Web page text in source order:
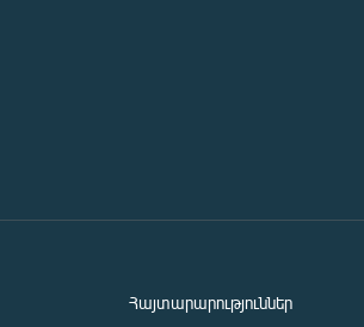
Հայտարարություններ